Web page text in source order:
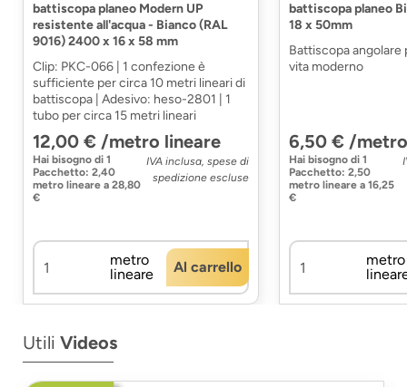
battiscopa planeo Modern UP
resistente all'acqua - Bianco (RAL
9016) 2400 x 16 x 58 mm
Clip: PKC-066 | 1 confezione è
sufficiente per circa 10 metri lineari di
battiscopa | Adesivo: heso-2801 | 1
tubo per circa 15 metri lineari
12,00 € /metro lineare
Hai bisogno di 1
Pacchetto: 2,40
metro lineare a 28,80
€
IVA inclusa, spese di
spedizione escluse
metro
lineare
Al carrello
battiscopa planeo
18 x 50mm
Battiscopa angolare
vita moderno
6,50 € /
Hai bisogno di 1
Pacchetto: 2,50
metro lineare a 16,25
€
metro
Utili Videos